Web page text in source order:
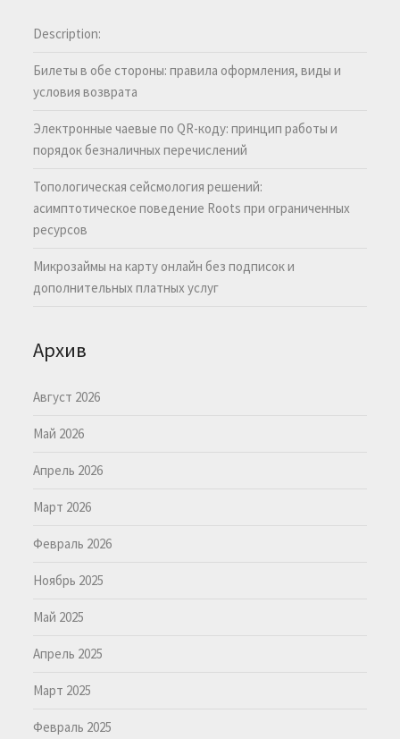
Description:
Билеты в обе стороны: правила оформления, виды и
условия возврата
Электронные чаевые по QR-коду: принцип работы и
порядок безналичных перечислений
Топологическая сейсмология решений:
асимптотическое поведение Roots при ограниченных
ресурсов
Микрозаймы на карту онлайн без подписок и
дополнительных платных услуг
Архив
Август 2026
Май 2026
Апрель 2026
Март 2026
Февраль 2026
Ноябрь 2025
Май 2025
Апрель 2025
Март 2025
Февраль 2025